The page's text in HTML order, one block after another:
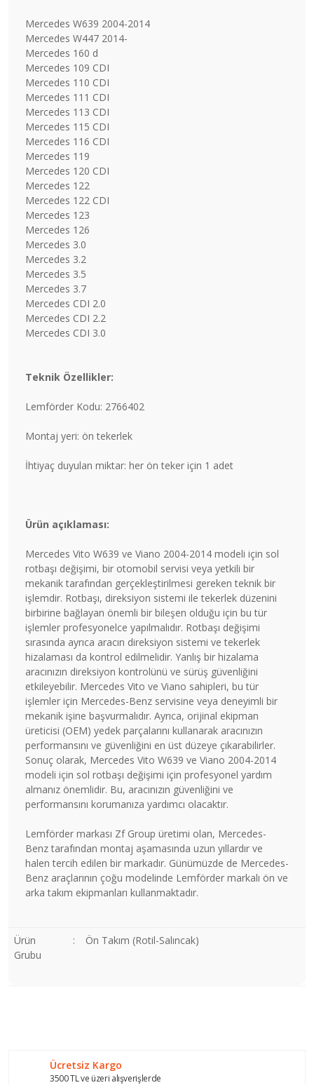
Mercedes W639 2004-2014
Mercedes W447 2014-
Mercedes 160 d
Mercedes 109 CDI
Mercedes 110 CDI
Mercedes 111 CDI
Mercedes 113 CDI
Mercedes 115 CDI
Mercedes 116 CDI
Mercedes 119
Mercedes 120 CDI
Mercedes 122
Mercedes 122 CDI
Mercedes 123
Mercedes 126
Mercedes 3.0
Mercedes 3.2
Mercedes 3.5
Mercedes 3.7
Mercedes CDI 2.0
Mercedes CDI 2.2
Mercedes CDI 3.0
Teknik Özellikler:
Lemförder Kodu: 2766402
Montaj yeri: ön tekerlek
İhtiyaç duyulan miktar: her ön teker için 1 adet
Ürün açıklaması:
Mercedes Vito W639 ve Viano 2004-2014 modeli için sol
rotbaşı değişimi, bir otomobil servisi veya yetkili bir
mekanik tarafından gerçekleştirilmesi gereken teknik bir
işlemdir. Rotbaşı, direksiyon sistemi ile tekerlek düzenini
birbirine bağlayan önemli bir bileşen olduğu için bu tür
işlemler profesyonelce yapılmalıdır. Rotbaşı değişimi
sırasında ayrıca aracın direksiyon sistemi ve tekerlek
hizalaması da kontrol edilmelidir. Yanlış bir hizalama
aracınızın direksiyon kontrolünü ve sürüş güvenliğini
etkileyebilir. Mercedes Vito ve Viano sahipleri, bu tür
işlemler için Mercedes-Benz servisine veya deneyimli bir
mekanik işine başvurmalıdır. Ayrıca, orijinal ekipman
üreticisi (OEM) yedek parçalarını kullanarak aracınızın
performansını ve güvenliğini en üst düzeye çıkarabilirler.
Sonuç olarak, Mercedes Vito W639 ve Viano 2004-2014
modeli için sol rotbaşı değişimi için profesyonel yardım
almanız önemlidir. Bu, aracınızın güvenliğini ve
performansını korumanıza yardımcı olacaktır.
Lemförder markası Zf Group üretimi olan, Mercedes-
Benz tarafından montaj aşamasında uzun yıllardır ve
halen tercih edilen bir markadır. Günümüzde de Mercedes-
Benz araçlarının çoğu modelinde Lemförder markalı ön ve
arka takım ekipmanları kullanmaktadır.
Ürün
Grubu
: Ön Takım (Rotil-Salıncak)
Ürün resmi kalitesiz, bozuk veya görüntülenemiyor.
Ücretsiz Kargo
3500 TL ve üzeri alışverişlerde